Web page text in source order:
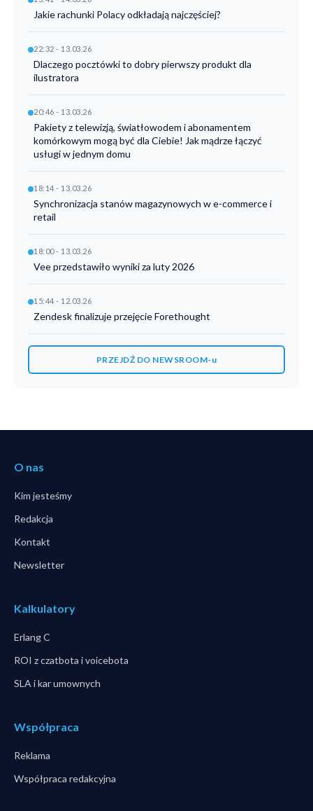
Jakie rachunki Polacy odkładają najczęściej?
22:32 - 13.03.26
Dlaczego pocztówki to dobry pierwszy produkt dla
ilustratora
20:46 - 13.03.26
Pakiety z telewizją, światłowodem i abonamentem
komórkowym mogą być dla Ciebie! Jak mądrze łączyć
usługi w jednym domu
18:14 - 13.03.26
Synchronizacja stanów magazynowych w e-commerce i
retail
18:00 - 13.03.26
Vee przedstawiło wyniki za luty 2026
15:44 - 12.03.26
Zendesk finalizuje przejęcie Forethought
PRZEJDŹ DO NEWSROOM-u
O nas
Kim jesteśmy
Redakcja
Kontakt
Newsletter
Kalkulatory
Erlang C
ROI z czatbota i voicebota
SLA i kar umownych
Współpraca
Reklama
Współpraca redakcyjna